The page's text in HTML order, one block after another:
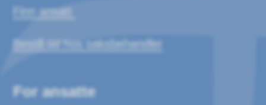
Finn ansatt
Bestill tid hos saksbehandler
For ansatte